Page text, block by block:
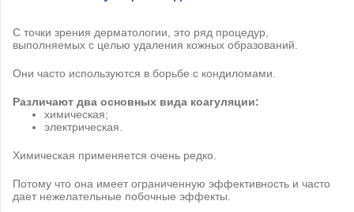
С точки зрения дерматологии, это ряд процедур,
выполняемых с целью удаления кожных образований.
Они часто используются в борьбе с кондиломами.
Различают два основных вида коагуляции:
химическая;
электрическая.
Химическая применяется очень редко.
Потому что она имеет ограниченную эффективность и часто
дает нежелательные побочные эффекты.